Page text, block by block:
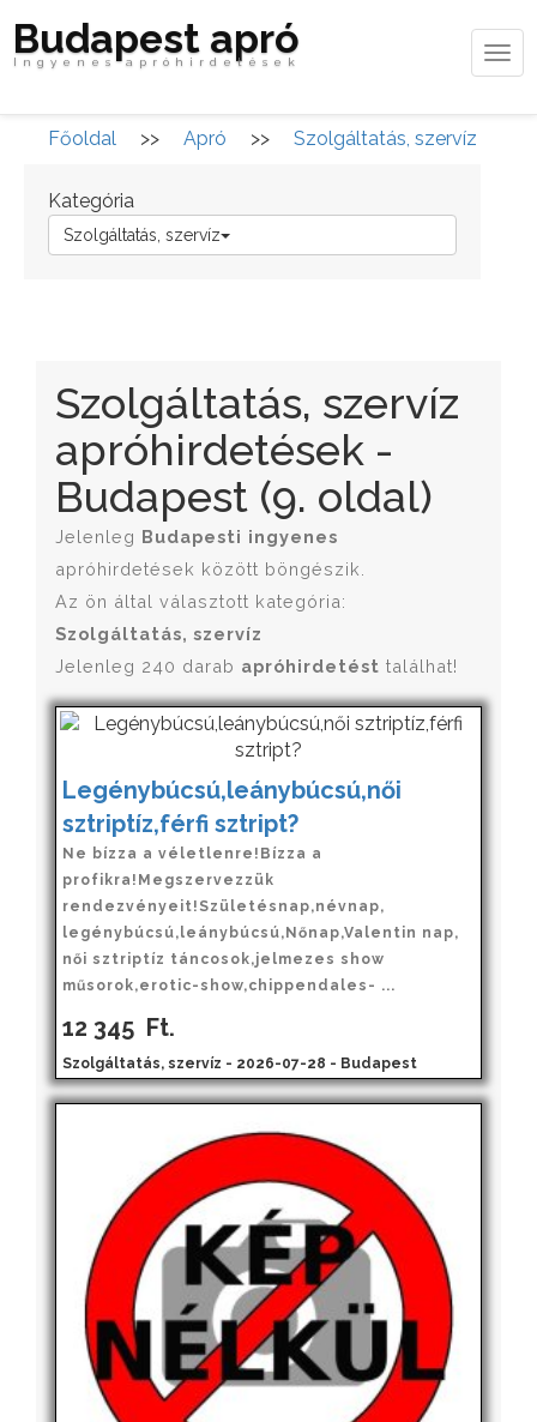
Budapest apró
Ingyenes apróhirdetések
Főoldal >> Apró >> Szolgáltatás, szervíz
Kategória
Szolgáltatás, szervíz
Szolgáltatás, szervíz
apróhirdetések -
Budapest (9. oldal)
Jelenleg Budapesti ingyenes
apróhirdetések között böngészik.
Az ön által választott kategória:
Szolgáltatás, szervíz
Jelenleg 240 darab apróhirdetést találhat!
Legénybúcsú,leánybúcsú,női
sztriptíz,férfi sztript?
Ne bízza a véletlenre!Bízza a
profikra!Megszervezzük
rendezvényeit!Születésnap,névnap,
legénybúcsú,leánybúcsú,Nőnap,Valentin nap,
női sztriptíz táncosok,jelmezes show
műsorok,erotic-show,chippendales- ...
12 345 Ft.
Szolgáltatás, szervíz - 2026-07-28 - Budapest